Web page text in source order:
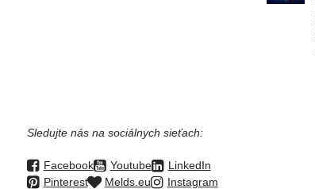
Sledujte nás na sociálnych sieťach:
Facebook Youtube
LinkedIn
Pinterest
Melds.eu
Instagram